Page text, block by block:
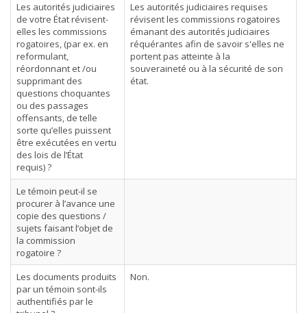
Les autorités judiciaires
de votre État révisent-
elles les commissions
rogatoires, (par ex. en
reformulant,
réordonnant et /ou
supprimant des
questions choquantes
ou des passages
offensants, de telle
sorte qu’elles puissent
être exécutées en vertu
des lois de l’État
requis) ?
Les autorités judiciaires requises
révisent les commissions rogatoires
émanant des autorités judiciaires
réquérantes afin de savoir s'elles ne
portent pas atteinte à la
souveraineté ou à la sécurité de son
état.
Le témoin peut-il se
procurer à l’avance une
copie des questions /
sujets faisant l’objet de
la commission
rogatoire ?
Les documents produits
par un témoin sont-ils
authentifiés par le
Non.